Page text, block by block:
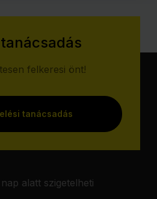
felkeresi önt!
tanácsadás
alatt szigetelheti